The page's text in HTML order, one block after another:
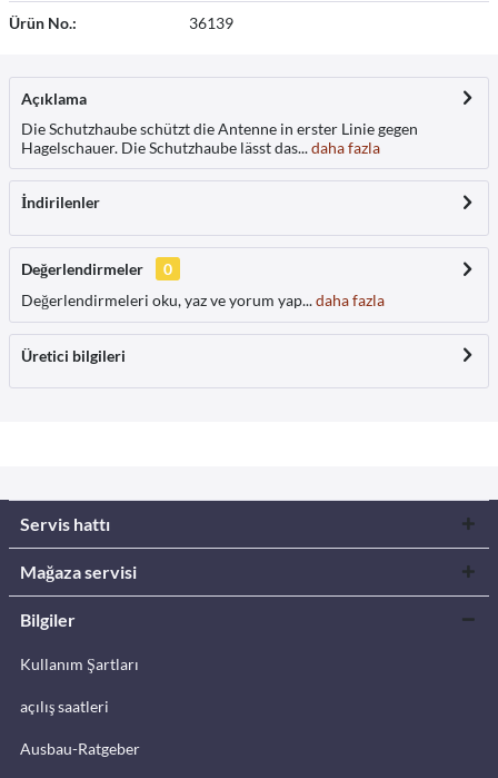
Ürün No.: 36139
Açıklama
Die Schutzhaube schützt die Antenne in erster Linie gegen
Hagelschauer. Die Schutzhaube lässt das...daha fazla
İndirilenler
Değerlendirmeler
0
Değerlendirmeleri oku, yaz ve yorum yap...daha fazla
Üretici bilgileri
Servis hattı
Mağaza servisi
Bilgiler
Kullanım Şartları
açılış saatleri
Ausbau-Ratgeber